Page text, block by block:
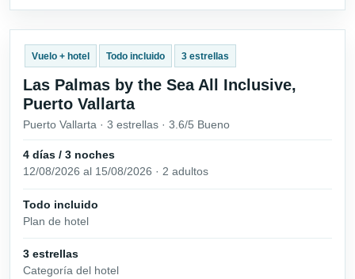
Vuelo + hotel Todo incluido 3 estrellas
Las Palmas by the Sea All Inclusive,
Puerto Vallarta
Puerto Vallarta · 3 estrellas · 3.6/5 Bueno
4 días / 3 noches
12/08/2026 al 15/08/2026 · 2 adultos
Todo incluido
Plan de hotel
3 estrellas
Categoría del hotel